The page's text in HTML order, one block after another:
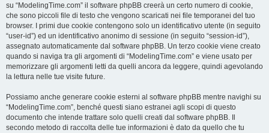
su “ModelingTime.com” il software phpBB creerà un certo numero di cookie,
che sono piccoli file di testo che vengono scaricati nei file temporanei del tuo
browser. I primi due cookie contengono solo un identificativo utente (in seguito
“user-id”) ed un identificativo anonimo di sessione (in seguito “session-id”),
assegnato automaticamente dal software phpBB. Un terzo cookie viene creato
quando si naviga tra gli argomenti di “ModelingTime.com” e viene usato per
memorizzare gli argomenti letti da quelli ancora da leggere, quindi agevolando
la lettura nelle tue visite future.
Possiamo anche generare cookie esterni al software phpBB mentre navighi su
“ModelingTime.com”, benché questi siano estranei agli scopi di questo
documento che intende trattare solo quelli creati dal software phpBB. Il
secondo metodo di raccolta delle tue informazioni è dato da quello che tu